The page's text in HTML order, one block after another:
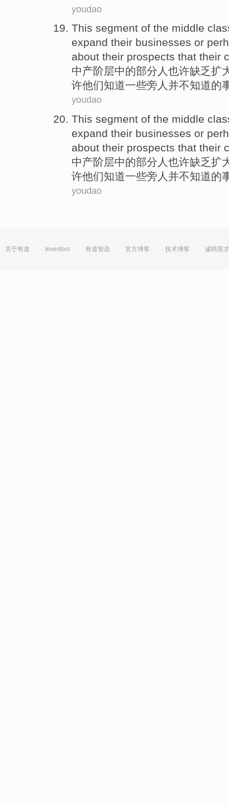
youdao
This segment of the middle
expand their businesses or
about their prospects that their
中产阶层中的部分人 也许缺乏扩
许他们知道一些旁人 并不知道的
youdao
This segment of the middle
expand their businesses or
about their prospects that their
中产阶层中的部分人 也许缺乏扩
许他们知道一些旁人 并不知道的
youdao
关于有道 Investors 有道智选 官方博客 技术博客 诚聘英才